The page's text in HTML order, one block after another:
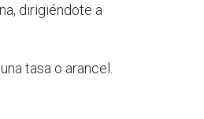
dirigiéndote a
tasa o arancel.